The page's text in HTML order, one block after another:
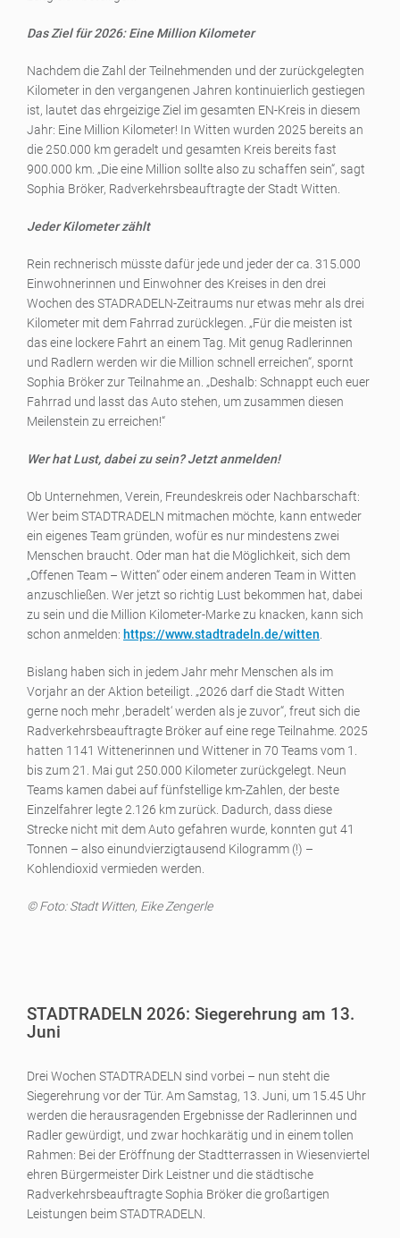
Das Ziel für 2026: Eine Million Kilometer
Nachdem die Zahl der Teilnehmenden und der zurückgelegten
Kilometer in den vergangenen Jahren kontinuierlich gestiegen
ist, lautet das ehrgeizige Ziel im gesamten EN-Kreis in diesem
Jahr: Eine Million Kilometer! In Witten wurden 2025 bereits an
die 250.000 km geradelt und gesamten Kreis bereits fast
900.000 km. „Die eine Million sollte also zu schaffen sein“, sagt
Sophia Bröker, Radverkehrsbeauftragte der Stadt Witten.
Jeder Kilometer zählt
Rein rechnerisch müsste dafür jede und jeder der ca. 315.000
Einwohnerinnen und Einwohner des Kreises in den drei
Wochen des STADRADELN-Zeitraums nur etwas mehr als drei
Kilometer mit dem Fahrrad zurücklegen. „Für die meisten ist
das eine lockere Fahrt an einem Tag. Mit genug Radlerinnen
und Radlern werden wir die Million schnell erreichen“, spornt
Sophia Bröker zur Teilnahme an. „Deshalb: Schnappt euch euer
Fahrrad und lasst das Auto stehen, um zusammen diesen
Meilenstein zu erreichen!“
Wer hat Lust, dabei zu sein? Jetzt anmelden!
Ob Unternehmen, Verein, Freundeskreis oder Nachbarschaft:
Wer beim STADTRADELN mitmachen möchte, kann entweder
ein eigenes Team gründen, wofür es nur mindestens zwei
Menschen braucht. Oder man hat die Möglichkeit, sich dem
„Offenen Team – Witten“ oder einem anderen Team in Witten
anzuschließen. Wer jetzt so richtig Lust bekommen hat, dabei
zu sein und die Million Kilometer-Marke zu knacken, kann sich
schon anmelden: https://www.stadtradeln.de/witten
Bislang haben sich in jedem Jahr mehr Menschen als im
Vorjahr an der Aktion beteiligt. „2026 darf die Stadt Witten
gerne noch mehr ,beradelt‘ werden als je zuvor“, freut sich die
Radverkehrsbeauftragte Bröker auf eine rege Teilnahme. 2025
hatten 1141 Wittenerinnen und Wittener in 70 Teams vom 1.
bis zum 21. Mai gut 250.000 Kilometer zurückgelegt. Neun
Teams kamen dabei auf fünfstellige km-Zahlen, der beste
Einzelfahrer legte 2.126 km zurück. Dadurch, dass diese
Strecke nicht mit dem Auto gefahren wurde, konnten gut 41
Tonnen – also einundvierzigtausend Kilogramm (!) –
Kohlendioxid vermieden werden.
© Foto: Stadt Witten, Eike Zengerle
STADTRADELN 2026: Siegerehrung am 13.
Juni
Drei Wochen STADTRADELN sind vorbei – nun steht die
Siegerehrung vor der Tür. Am Samstag, 13. Juni, um 15.45 Uhr
werden die herausragenden Ergebnisse der Radlerinnen und
Radler gewürdigt, und zwar hochkarätig und in einem tollen
Rahmen: Bei der Eröffnung der Stadtterrassen in Wiesenviertel
ehren Bürgermeister Dirk Leistner und die städtische
Radverkehrsbeauftragte Sophia Bröker die großartigen
Leistungen beim STADTRADELN.